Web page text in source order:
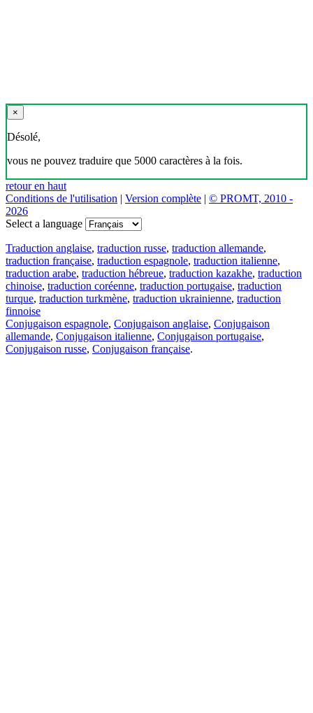
×
Désolé,
vous ne pouvez traduire que 5000 caractères à la fois.
retour en haut
Conditions de l'utilisation | Version complète | © PROMT, 2010 -
2026
Select a language
Traduction anglaise, traduction russe, traduction allemande,
traduction française, traduction espagnole, traduction italienne,
traduction arabe, traduction hébreue, traduction kazakhe, traduction
chinoise, traduction coréenne, traduction portugaise, traduction
turque, traduction turkmène, traduction ukrainienne, traduction
finnoise
Conjugaison espagnole, Conjugaison anglaise, Conjugaison
allemande, Conjugaison italienne, Conjugaison portugaise,
Conjugaison russe, Conjugaison française.